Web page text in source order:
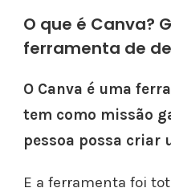
O que é Canva?
ferramenta de
O Canva é uma
tem como missão
pessoa possa criar
E a ferramenta foi